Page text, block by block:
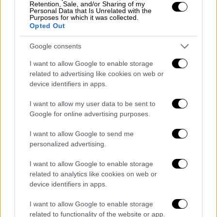
Retention, Sale, and/or Sharing of my
Personal Data that Is Unrelated with the
Purposes for which it was collected.
Opted Out
Google consents
I want to allow Google to enable storage
related to advertising like cookies on web or
device identifiers in apps.
I want to allow my user data to be sent to
Google for online advertising purposes.
I want to allow Google to send me
personalized advertising.
I want to allow Google to enable storage
related to analytics like cookies on web or
device identifiers in apps.
I want to allow Google to enable storage
related to functionality of the website or app.
πελατών».
«Μετά από λίγο,οι συνάδελφοι παρατήρησαν
ότι η κατηγορουμένη φαινόταν να έχει έναν
πολυτελή τρόπο ζωής», σημείωσε η
εισαγγελέας. «Πήγαινε τακτικά σε ακριβές
διακοπές στο εξωτερικό και υπήρχαν και
άλλες ενδείξεις για υπερβολικές δαπάνες».
Η κα Owen πρόσθεσε ότι «λόγω των
υποψιών που προέκυψαν», η Nationwide
ξεκίνησε εσωτερική έρευνα, μέσω της
εξήγησε, η Kershaw επεξεργαζόταν
αναλήψεις μετρητών, αλλά κρατούσε μέρος ή
Σύμφωνα με την εισαγγελέα, η